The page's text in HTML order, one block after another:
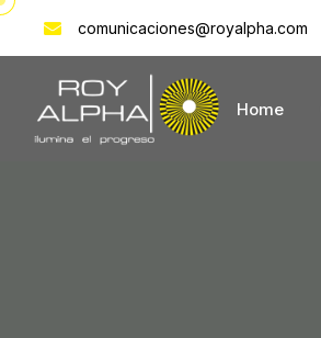
comunicaciones@royalpha.com
Home